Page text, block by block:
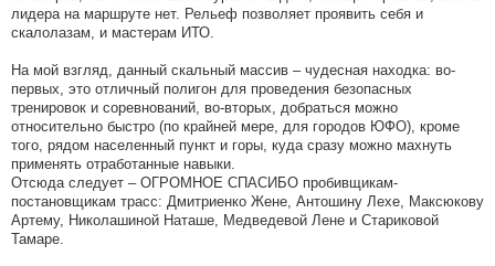
лидера на маршруте нет. Рельеф позволяет проявить себя и
скалолазам, и мастерам ИТО.
На мой взгляд, данный скальный массив – чудесная находка: во-
первых, это отличный полигон для проведения безопасных
тренировок и соревнований, во-вторых, добраться можно
относительно быстро (по крайней мере, для городов ЮФО), кроме
того, рядом населенный пункт и горы, куда сразу можно махнуть
применять отработанные навыки.
Отсюда следует – ОГРОМНОЕ СПАСИБО пробивщикам-
постановщикам трасс: Дмитриенко Жене, Антошину Лехе, Максюкову
Артему, Николашиной Наташе, Медведевой Лене и Стариковой
Тамаре.